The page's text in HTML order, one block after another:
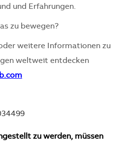
und Erfahrungen.
zu bewegen?
weitere Informationen zu
weltweit entdecken
zu werden, müssen